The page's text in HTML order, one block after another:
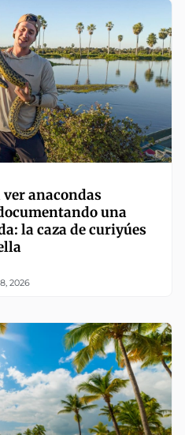
anacondas
una
la caza de curiyúes
2026